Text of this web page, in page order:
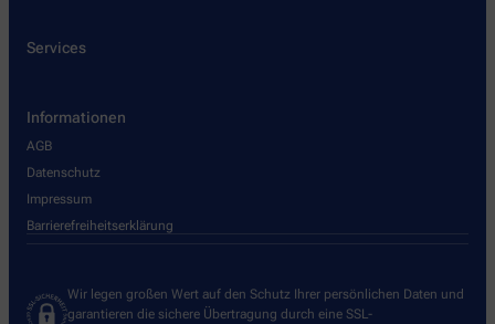
Services
Informationen
AGB
Datenschutz
Impressum
Barrierefreiheitserklärung
Wir legen großen Wert auf den Schutz Ihrer persönlichen Daten und
garantieren die sichere Übertragung durch eine SSL-